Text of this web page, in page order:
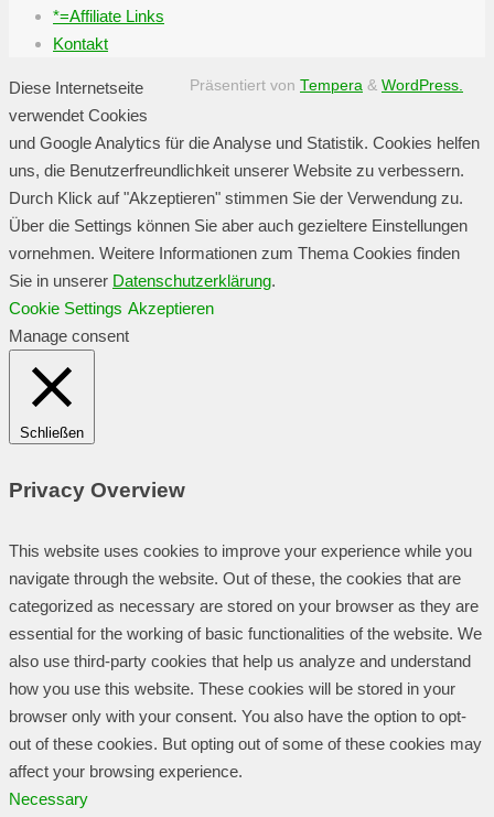
*=Affiliate Links
Kontakt
Präsentiert von Tempera & WordPress.
Diese Internetseite
verwendet Cookies
und Google Analytics für die Analyse und Statistik. Cookies helfen
uns, die Benutzerfreundlichkeit unserer Website zu verbessern.
Durch Klick auf "Akzeptieren" stimmen Sie der Verwendung zu.
Über die Settings können Sie aber auch gezieltere Einstellungen
vornehmen. Weitere Informationen zum Thema Cookies finden
Sie in unserer Datenschutzerklärung.
Cookie Settings Akzeptieren
Manage consent
Schließen
Privacy Overview
This website uses cookies to improve your experience while you
navigate through the website. Out of these, the cookies that are
categorized as necessary are stored on your browser as they are
essential for the working of basic functionalities of the website. We
also use third-party cookies that help us analyze and understand
how you use this website. These cookies will be stored in your
browser only with your consent. You also have the option to opt-
out of these cookies. But opting out of some of these cookies may
affect your browsing experience.
Necessary